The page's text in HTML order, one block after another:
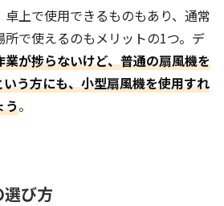
上で使用できるものもあり、通常
で使えるのもメリットの1つ。デ
業が捗らないけど、普通の扇風機を
う方にも、小型扇風機を使用すれ
う。
び方